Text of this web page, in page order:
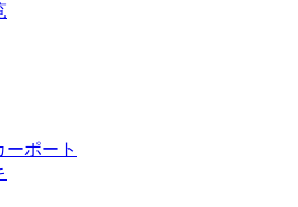
ーポート